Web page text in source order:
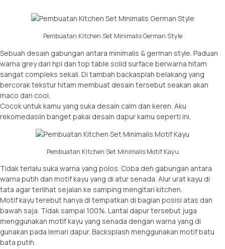
Pembuatan Kitchen Set Minimalis German Style
Sebuah desain gabungan antara minimalis & german style. Paduan
warna grey dari hpl dan top table solid surface berwarna hitam
sangat compleks sekali. Di tambah backasplah belakang yang
bercorak tekstur hitam membuat desain tersebut seakan akan
maco dan cool.
Cocok untuk kamu yang suka desain calm dan keren. Aku
rekomedasiin banget pakai desain dapur kamu seperti ini.
Pembuatan Kitchen Set Minimalis Motif Kayu
Tidak terlalu suka warna yang polos. Coba deh gabungan antara
warna putih dan motif kayu yang di atur senada. Alur urat kayu di
tata agar terlihat sejalan ke samping mengitari kitchen.
Motif kayu terebut hanya di tempatkan di bagian posisi atas dan
bawah saja. Tidak sampai 100%. Lantai dapur tersebut juga
menggunakan motif kayu yang senada dengan warna yang di
gunakan pada lemari dapur. Backsplash menggunakan motif batu
bata putih.